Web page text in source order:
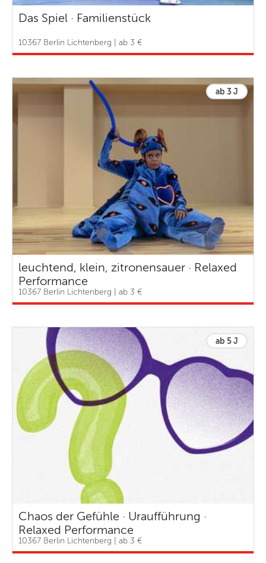
Das Spiel · Familienstück
10367 Berlin Lichtenberg | ab 3 €
ab 3 J
leuchtend, klein, zitronensauer · Relaxed
Performance
10367 Berlin Lichtenberg | ab 3 €
ab 5 J
Chaos der Gefühle · Uraufführung ·
Relaxed Performance
10367 Berlin Lichtenberg | ab 3 €